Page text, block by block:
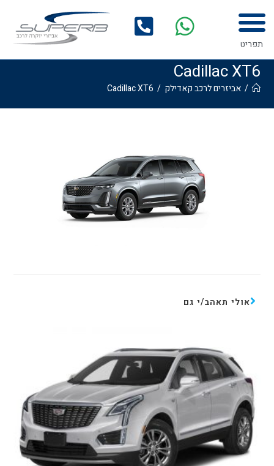
תפריט
Cadillac XT6
/ אביזרים לרכב קאדילק /
Cadillac XT6
אולי תאהב/י גם